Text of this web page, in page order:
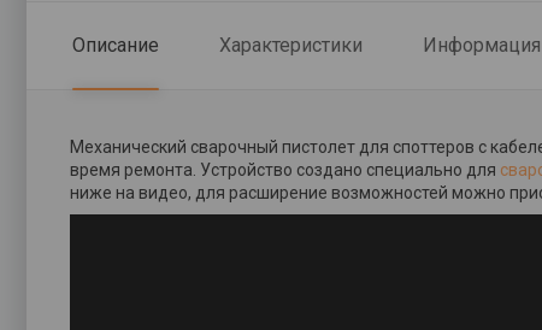
Описание Характеристики Информация
Механический сварочный пистолет для споттеров с
время ремонта. Устройство создано специально для
ниже на видео, для расширение возможностей можно